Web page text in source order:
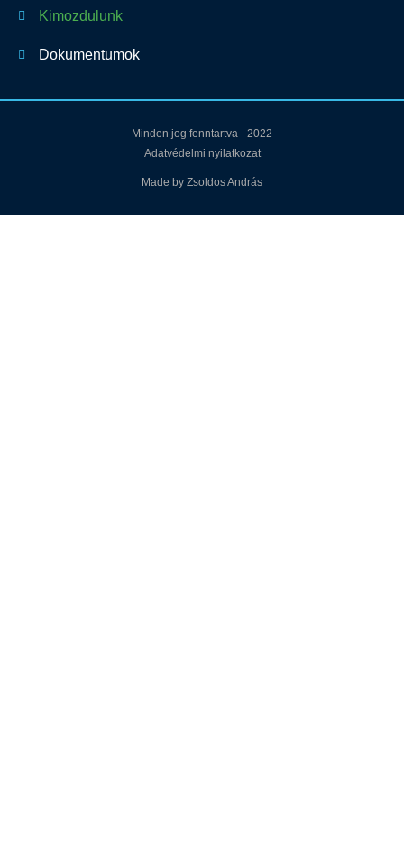
Kimozdulunk
Dokumentumok
Minden jog fenntartva - 2022
Adatvédelmi nyilatkozat
Made by Zsoldos András